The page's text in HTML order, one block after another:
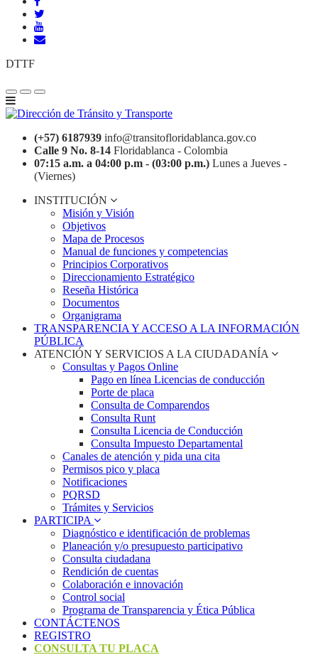
DTTF
(+57) 6187939 info@transitofloridablanca.gov.co
Calle 9 No. 8-14 Floridablanca - Colombia
07:15 a.m. a 04:00 p.m - (03:00 p.m.) Lunes a Jueves -
(Viernes)
INSTITUCIÓN
Misión y Visión
Objetivos
Mapa de Procesos
Manual de funciones y competencias
Principios Corporativos
Direccionamiento Estratégico
Reseña Histórica
Documentos
Organigrama
TRANSPARENCIA Y ACCESO A LA INFORMACIÓN
PÚBLICA
ATENCIÓN Y SERVICIOS A LA CIUDADANÍA
Consultas y Pagos Online
Pago en línea Licencias de conducción
Porte de placa
Consulta de Comparendos
Consulta Runt
Consulta Licencia de Conducción
Consulta Impuesto Departamental
Canales de atención y pida una cita
Permisos pico y placa
Notificaciones
PQRSD
Trámites y Servicios
PARTICIPA
Diagnóstico e identificación de problemas
Planeación y/o presupuesto participativo​
Consulta ciudadana
Rendición de cuentas
Colaboración e innovación
Control social
Programa de Transparencia y Ética Pública
CONTÁCTENOS
REGISTRO
CONSULTA TU PLACA